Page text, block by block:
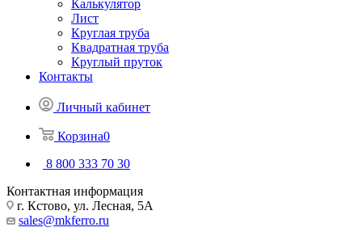
Калькулятор
Лист
Круглая труба
Квадратная труба
Круглый пруток
Контакты
Личный кабинет
Корзина0
8 800 333 70 30
Контактная информация
г. Кстово, ул. Лесная, 5А
sales@mkferro.ru